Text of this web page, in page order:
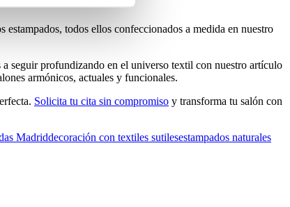
todos ellos confeccionados a medida en nuestro
seguir profundizando en el universo textil con nuestro artículo
armónicos, actuales y funcionales.
Solicita tu cita sin compromiso y transforma tu salón con
Madriddecoración con textiles sutilesestampados naturales